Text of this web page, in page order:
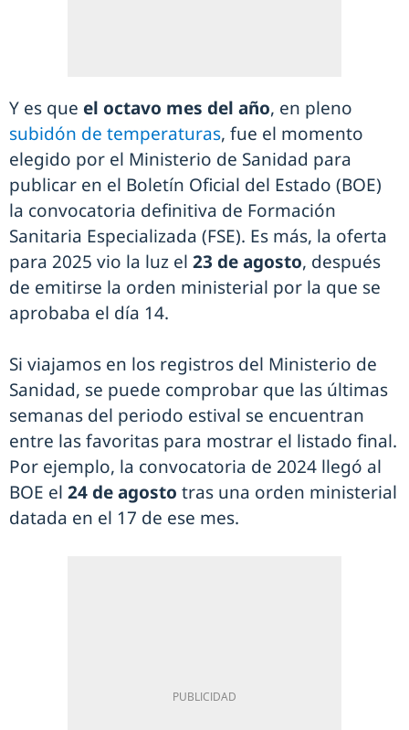
Y es que el octavo mes del año, en pleno
subidón de temperaturas, fue el momento
elegido por el Ministerio de Sanidad para
publicar en el Boletín Oficial del Estado (BOE)
la convocatoria definitiva de Formación
Sanitaria Especializada (FSE). Es más, la oferta
para 2025 vio la luz el 23 de agosto, después
de emitirse la orden ministerial por la que se
aprobaba el día 14.
Si viajamos en los registros del Ministerio de
Sanidad, se puede comprobar que las últimas
semanas del periodo estival se encuentran
entre las favoritas para mostrar el listado final.
Por ejemplo, la convocatoria de 2024 llegó al
BOE el 24 de agosto tras una orden ministerial
datada en el 17 de ese mes.